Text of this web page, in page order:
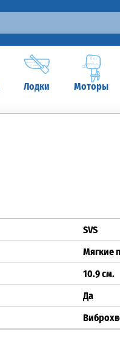
Лодки Моторы
SVS
Мягкие
10.9 см.
Да